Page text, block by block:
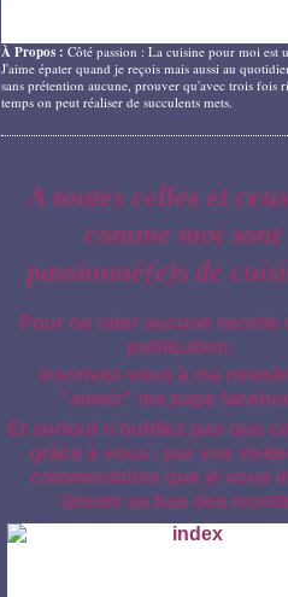
À Propos : Côté passion : La cuisine pour moi est
J'aime épater quand je reçois mais aussi au
sans prétention aucune, prouver qu'avec trois fois
temps on peut réaliser de succulents mets.
A toutes celles et
comme moi sont
passionné(e)s de
Pour ne rater aucune recette
publication,
inscrivez-vous à ma
"aimez" ma page
Et surtout n'oubliez pas que
grâce à vous : par vos
commentaires que je vous
laisser au bas des